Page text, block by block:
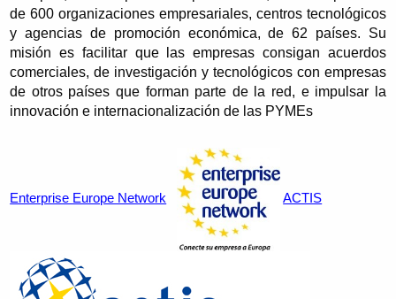
de 600 organizaciones empresariales, centros tecnológicos
y agencias de promoción económica, de 62 países. Su
misión es facilitar que las empresas consigan acuerdos
comerciales, de investigación y tecnológicos con empresas
de otros países que forman parte de la red, e impulsar la
innovación e internacionalización de las PYMEs
Enterprise Europe Network ACTIS